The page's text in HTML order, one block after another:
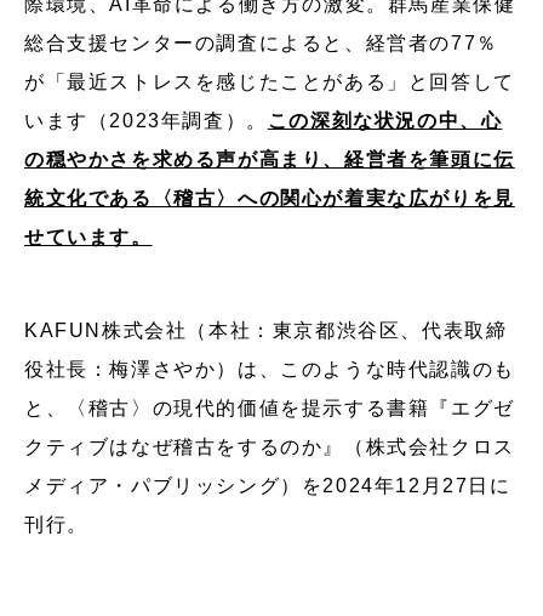
総合支援センターの調査によると、経営者の77％
が「最近ストレスを感じたことがある」と回答して
います（2023年調査）。 この深刻な状況の中、心
の穏やかさを求める声が高まり、経営者を筆頭に伝
統文化である〈稽古〉への関心が着実な広がりを見
せています。
KAFUN株式会社（本社：東京都渋谷区、代表取締
役社長：梅澤さやか）は、このような時代認識のも
と、〈稽古〉の現代的価値を提示する書籍『エグゼ
クティブはなぜ稽古をするのか』（株式会社クロス
メディア・パブリッシング）を2024年12月27日に
刊行。